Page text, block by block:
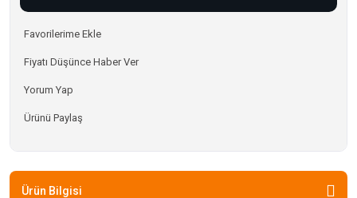
Fiyatı Düşünce Haber Ver
Yorum Yap
Ürünü Paylaş
Ürün Bilgisi